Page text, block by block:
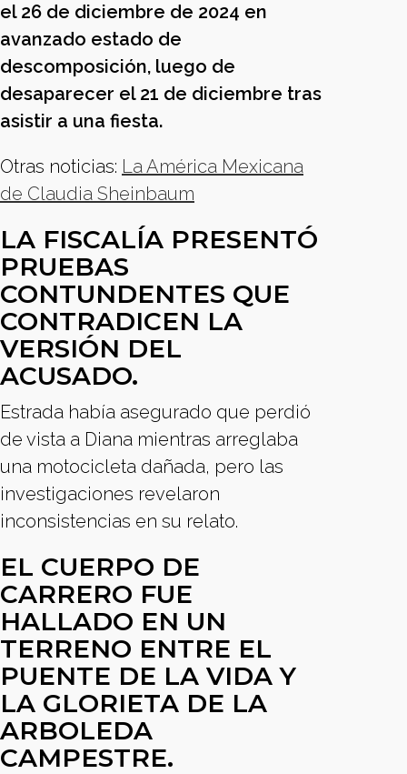
el 26 de diciembre de 2024 en
avanzado estado de
descomposición, luego de
desaparecer el 21 de diciembre tras
asistir a una fiesta.
Otras noticias: La América Mexicana
de Claudia Sheinbaum
LA FISCALÍA PRESENTÓ
PRUEBAS
CONTUNDENTES QUE
CONTRADICEN LA
VERSIÓN DEL
ACUSADO.
Estrada había asegurado que perdió
de vista a Diana mientras arreglaba
una motocicleta dañada, pero las
investigaciones revelaron
inconsistencias en su relato.
EL CUERPO DE
CARRERO FUE
HALLADO EN UN
TERRENO ENTRE EL
PUENTE DE LA VIDA Y
LA GLORIETA DE LA
ARBOLEDA
CAMPESTRE.